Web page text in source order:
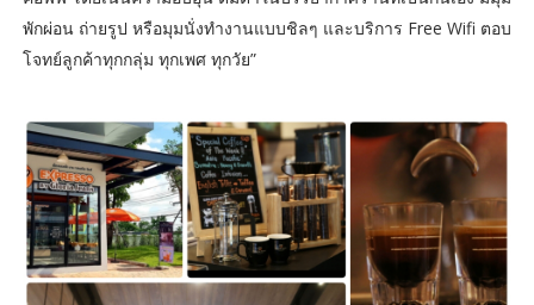
พักผ่อน ถ่ายรูป หรือมุมนั่งทำงานแบบชิลๆ และบริการ Free Wifi ตอบ
โจทย์ลูกค้าทุกกลุ่ม ทุกเพศ ทุกวัย”